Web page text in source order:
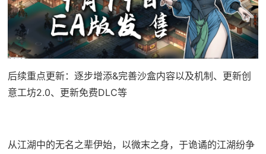
后续重点更新：逐步增添&完善沙盒内容以及机制、更新创
意工坊2.0、更新免费DLC等
从江湖中的无名之辈伊始，以微末之身，于诡谲的江湖纷争